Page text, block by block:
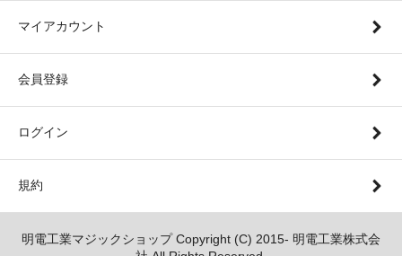
マイアカウント
会員登録
ログイン
規約
明電工業マジックショップ Copyright (C) 2015- 明電工業株式会